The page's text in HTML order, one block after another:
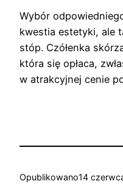
Wybór
kwestia estetyki, ale
stóp. Czółenka
która się opłaca,
w atrakcyjnej cenie
Opublikowano14